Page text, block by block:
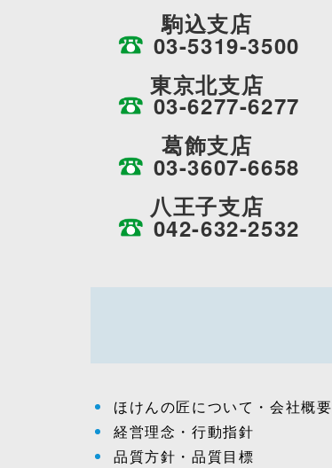
駒込支店
03-5319-3500
東京北支店
03-6277-6277
葛飾支店
03-3607-6658
八王子支店
042-632-2532
ほけんの匠について・会社概要
経営理念・行動指針
品質方針・品質目標